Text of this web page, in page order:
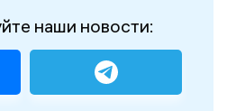
наши новости: